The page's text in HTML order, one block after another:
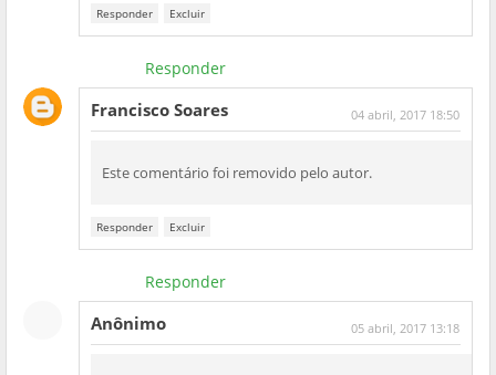
Responder Excluir
Responder
Francisco Soares 04 abril, 2017 18:50
Este comentário foi removido pelo autor.
Responder Excluir
Responder
Anônimo 05 abril, 2017 13:18